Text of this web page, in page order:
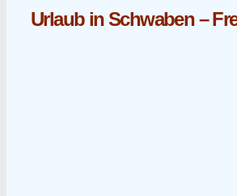
Urlaub in Schwaben –